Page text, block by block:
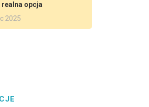
opcja
2025